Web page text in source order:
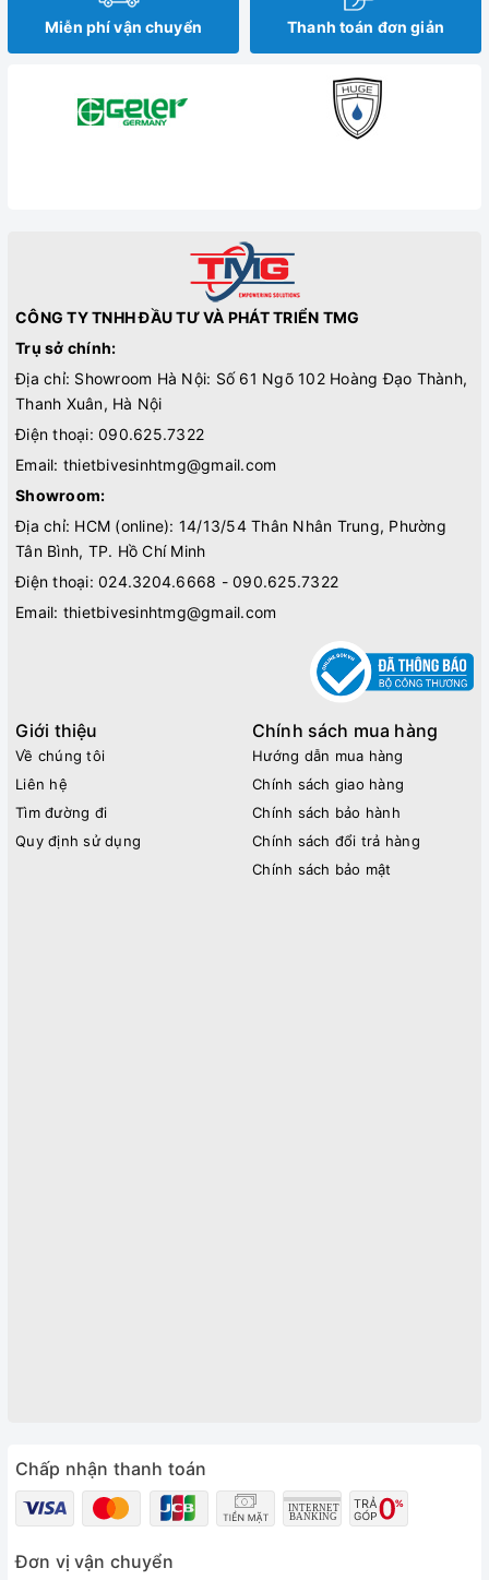
Miễn phí vận chuyển Thanh toán đơn giản
CÔNG TY TNHH ĐẦU TƯ VÀ PHÁT TRIỂN TMG
Trụ sở chính:
Địa chỉ: Showroom Hà Nội: Số 61 Ngõ 102 Hoàng Đạo Thành,
Thanh Xuân, Hà Nội
Điện thoại: 090.625.7322
Email: thietbivesinhtmg@gmail.com
Showroom:
Địa chỉ: HCM (online): 14/13/54 Thân Nhân Trung, Phường
Tân Bình, TP. Hồ Chí Minh
Điện thoại: 024.3204.6668 - 090.625.7322
Email: thietbivesinhtmg@gmail.com
Giới thiệu
Về chúng tôi
Liên hệ
Tìm đường đi
Quy định sử dụng
Chính sách mua hàng
Hướng dẫn mua hàng
Chính sách giao hàng
Chính sách bảo hành
Chính sách đổi trả hàng
Chính sách bảo mật
Chấp nhận thanh toán
Đơn vị vận chuyển